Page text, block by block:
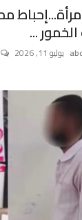
...
يوليو 11, 2026